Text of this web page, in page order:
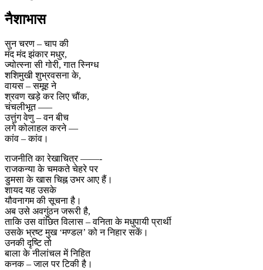
नैशाभास
सुन चरण – चाप की
मंद मंद झंकार मधुर,
ज्योत्स्ना सी गोरी, गात स्निग्ध
शशिमुखी शुभ्रवसना के,
वायस – समूह ने
श्रवण खड़े कर लिए चौंक,
चंचलीभूत —–
उत्तुंग वेणु – वन बीच
लगे कोलाहल करने —
कांव – कांव।
राजनीति का रेखाचित्र ——-
राजकन्या के चमकते चेहरे पर
डुमसा के खास चिह्न उभर आए हैं।
शायद यह उसके
यौवनागम की सूचना है।
अब उसे अवगुंठन जरूरी है,
ताकि उस वांछित विलास – वनिता के मधुपायी प्रार्थी
उसके भ्रष्ट मुख ‘मण्डल’ को न निहार सकें।
उनकी दृष्टि तो
बाला के नीलांचल में निहित
कनक – जाल पर टिकी है।